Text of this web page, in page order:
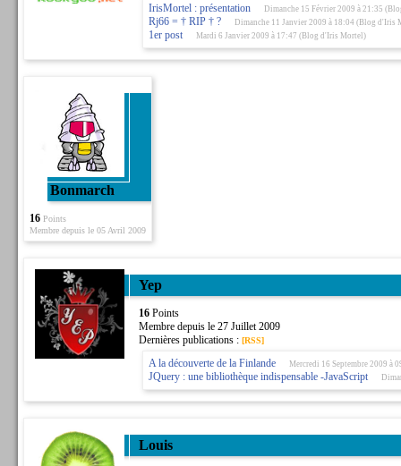
IrisMortel : présentation Dimanche 15 Février 2009 à 21:35
Rj66 = † RIP † ? Dimanche 11 Janvier 2009 à 18:04 (Blog d'Iris
1er post Mardi 6 Janvier 2009 à 17:47 (Blog d'Iris Mortel)
Bonmarch
16Points
Membre depuis le 05 Avril 2009
Yep
16Points
Membre depuis le 27 Juillet 2009
Dernières publications : [RSS]
A la découverte de la Finlande Mercredi 16 Septembre 2009 à
JQuery : une bibliothèque indispensable -JavaScript
Louis